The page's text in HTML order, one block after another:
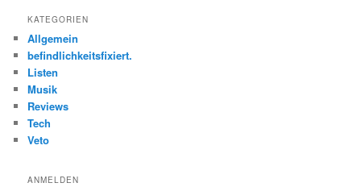
h
n
KATEGORIEN
Allgemein
befindlichkeitsfixiert.
Listen
Musik
Reviews
Tech
Veto
ANMELDEN